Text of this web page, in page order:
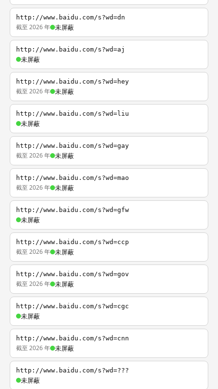
http://www.baidu.com/s?wd=dn
截至 2026 年 未屏蔽
http://www.baidu.com/s?wd=aj
未屏蔽
http://www.baidu.com/s?wd=hey
截至 2026 年 未屏蔽
http://www.baidu.com/s?wd=liu
未屏蔽
http://www.baidu.com/s?wd=gay
截至 2026 年 未屏蔽
http://www.baidu.com/s?wd=mao
截至 2026 年 未屏蔽
http://www.baidu.com/s?wd=gfw
未屏蔽
http://www.baidu.com/s?wd=ccp
截至 2026 年 未屏蔽
http://www.baidu.com/s?wd=gov
截至 2026 年 未屏蔽
http://www.baidu.com/s?wd=cgc
未屏蔽
http://www.baidu.com/s?wd=cnn
截至 2026 年 未屏蔽
http://www.baidu.com/s?wd=???
未屏蔽